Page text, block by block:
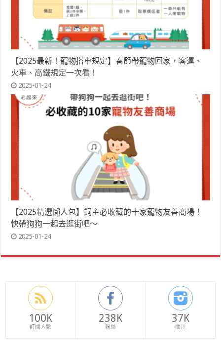
【2025最新！寵物搭車規定】春節帶寵物回家，客運、
火車、高鐵規定一次看！
2025-01-24
【2025精選懶人包】飼主必收藏的十家寵物友善商場！
快帶狗狗一起去逛街吧～
2025-01-24
100K
訂閱人數
238K
粉絲
37K
關注